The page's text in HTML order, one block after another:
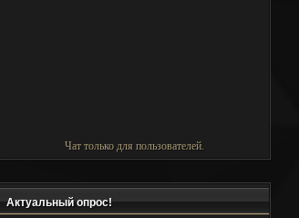
Чат только для пользователей.
Актуальный опрос!